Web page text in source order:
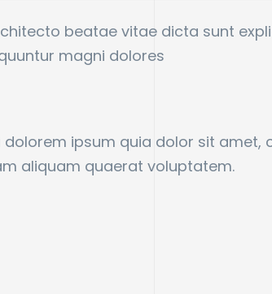
beatae vitae dicta sunt
magni dolores
ipsum quia dolor sit amet,
aliquam quaerat voluptatem.